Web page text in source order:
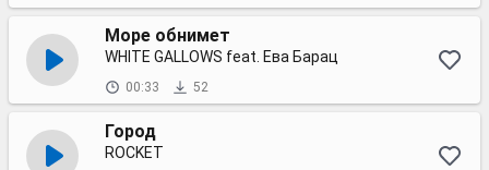
Море обнимет
WHITE GALLOWS feat. Ева Барац
00:33 52
Город
ROCKET